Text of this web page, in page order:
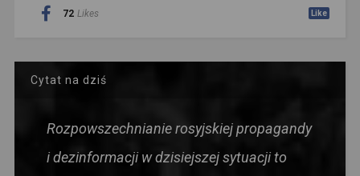
72 Likes Like
Cytat na dziś
Rozpowszechnianie rosyjskiej propagandy
i dezinformacji w dzisiejszej sytuacji to